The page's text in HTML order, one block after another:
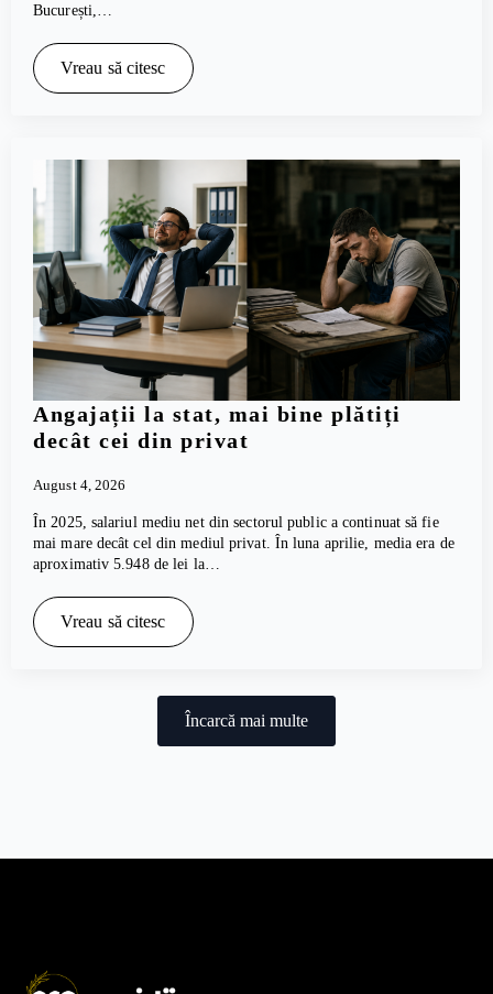
București,…
Vreau să citesc
Angajații la stat, mai bine plătiți
decât cei din privat
August 4, 2026
În 2025, salariul mediu net din sectorul public a continuat să fie
mai mare decât cel din mediul privat. În luna aprilie, media era de
aproximativ 5.948 de lei la…
Vreau să citesc
Încarcă mai multe